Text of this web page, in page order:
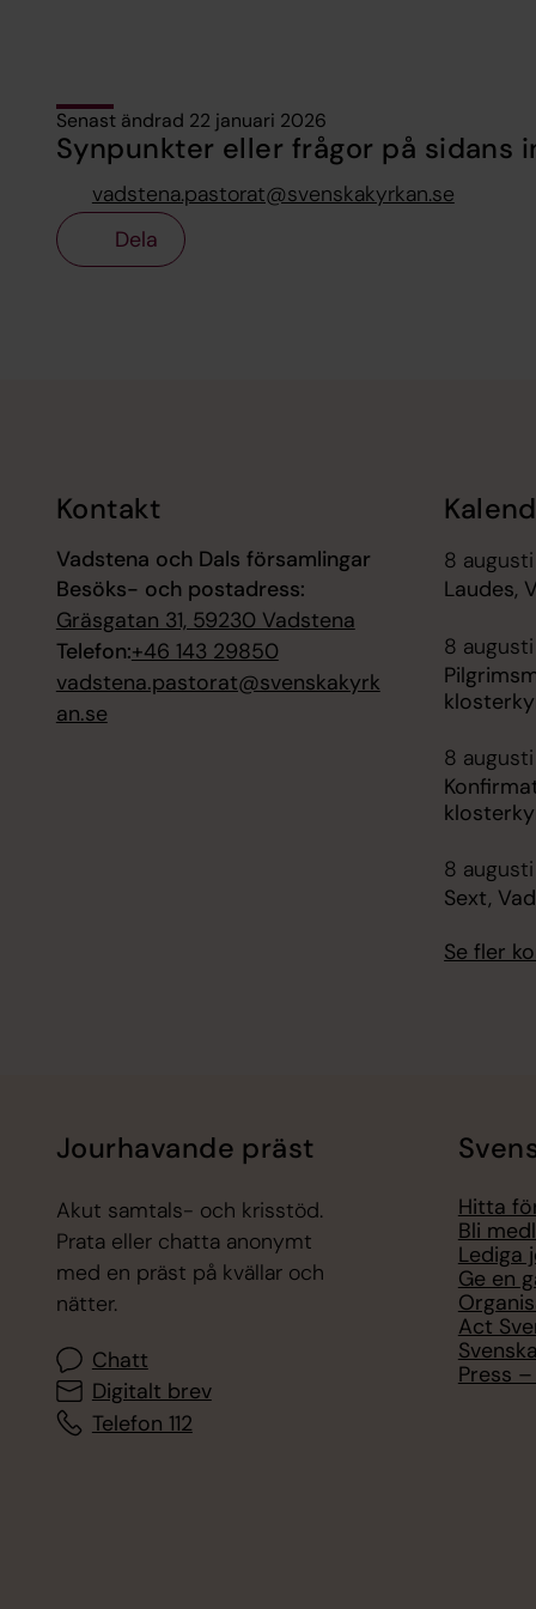
Senast ändrad 22 januari 2026
Synpunkter eller frågor på sidans
vadstena.pastorat@svenskakyrkan.se
Dela
Kontakt
Vadstena och Dals församlingar
Besöks- och postadress:
Gräsgatan 31, 59230 Vadstena
Telefon:+46 143 29850
vadstena.pastorat@svenskakyrk
an.se
8
Laudes,
8
8
8 augusti
Sext,
Se fler
Jourhavande präst
Akut samtals- och krisstöd.
Prata eller chatta anonymt
med en präst på kvällar och
nätter.
Chatt
Digitalt brev
Telefon 112
Hitta
Bli
Lediga
Ge en
Act
Press